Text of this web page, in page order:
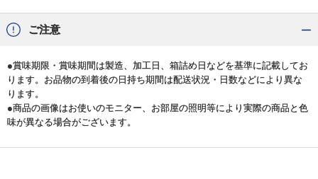
ご注意
●賞味期限・賞味期間は製造、加工日、箱詰め日などを基準に記載してお
ります。お品物の到着後の日持ち期間は配送状況・日数などにより異な
ります。
●商品の画像はお使いのモニター、お部屋の照明等により実際の商品と色
味が異なる場合がございます。